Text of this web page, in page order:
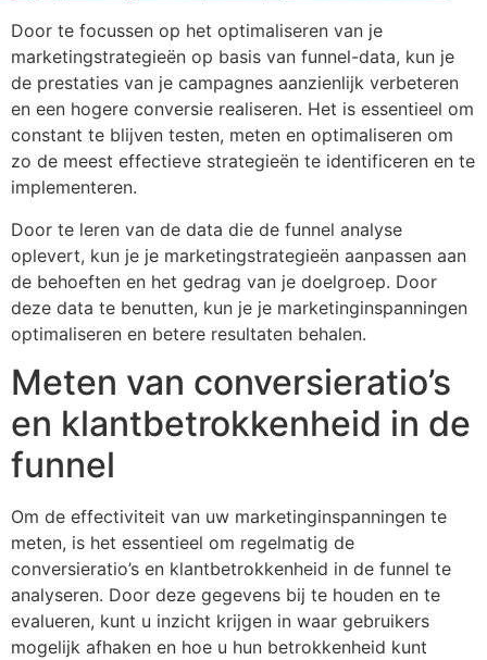
Door te focussen op het optimaliseren van je
marketingstrategieën op basis van funnel-data, kun je
de prestaties van je campagnes aanzienlijk verbeteren
en een hogere conversie realiseren. Het is essentieel om
constant te blijven testen, meten en optimaliseren om
zo de meest effectieve strategieën te identificeren en te
implementeren.
Door te leren van de data die de funnel analyse
oplevert, kun je je marketingstrategieën aanpassen aan
de behoeften en het gedrag van je doelgroep. Door
deze data te benutten, kun je je marketinginspanningen
optimaliseren en betere resultaten behalen.
Meten van conversieratio’s
en klantbetrokkenheid in de
funnel
Om de effectiviteit van uw marketinginspanningen te
meten, is het essentieel om regelmatig de
conversieratio’s en klantbetrokkenheid in de funnel te
analyseren. Door deze gegevens bij te houden en te
evalueren, kunt u inzicht krijgen in waar gebruikers
mogelijk afhaken en hoe u hun betrokkenheid kunt